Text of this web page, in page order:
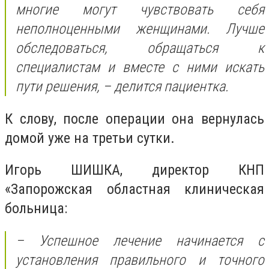
многие могут чувствовать себя
неполноценными женщинами. Лучше
обследоваться, обращаться к
специалистам и вместе с ними искать
пути решения, – делится пациентка.
К слову, после операции она вернулась
домой уже на третьи сутки.
Игорь ШИШКА, директор КНП
«Запорожская областная клиническая
больница:
– Успешное лечение начинается с
установления правильного и точного